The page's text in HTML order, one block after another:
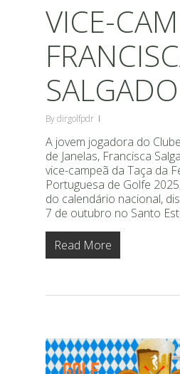
VICE-
SALGADO
Bydirgolfpdr
A jovem jogadora do
de Janelas, Francisca
vice-campeã da Taça da
Portuguesa de Golfe
do calendário nacional,
7 de outubro no Santo
Read More